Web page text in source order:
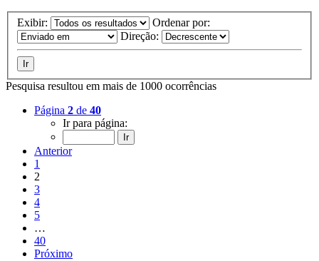
Exibir:
Ordenar por:
Direção:
Pesquisa resultou em mais de 1000 ocorrências
Página 2 de 40
Ir para página:
Anterior
1
2
3
4
5
…
40
Próximo